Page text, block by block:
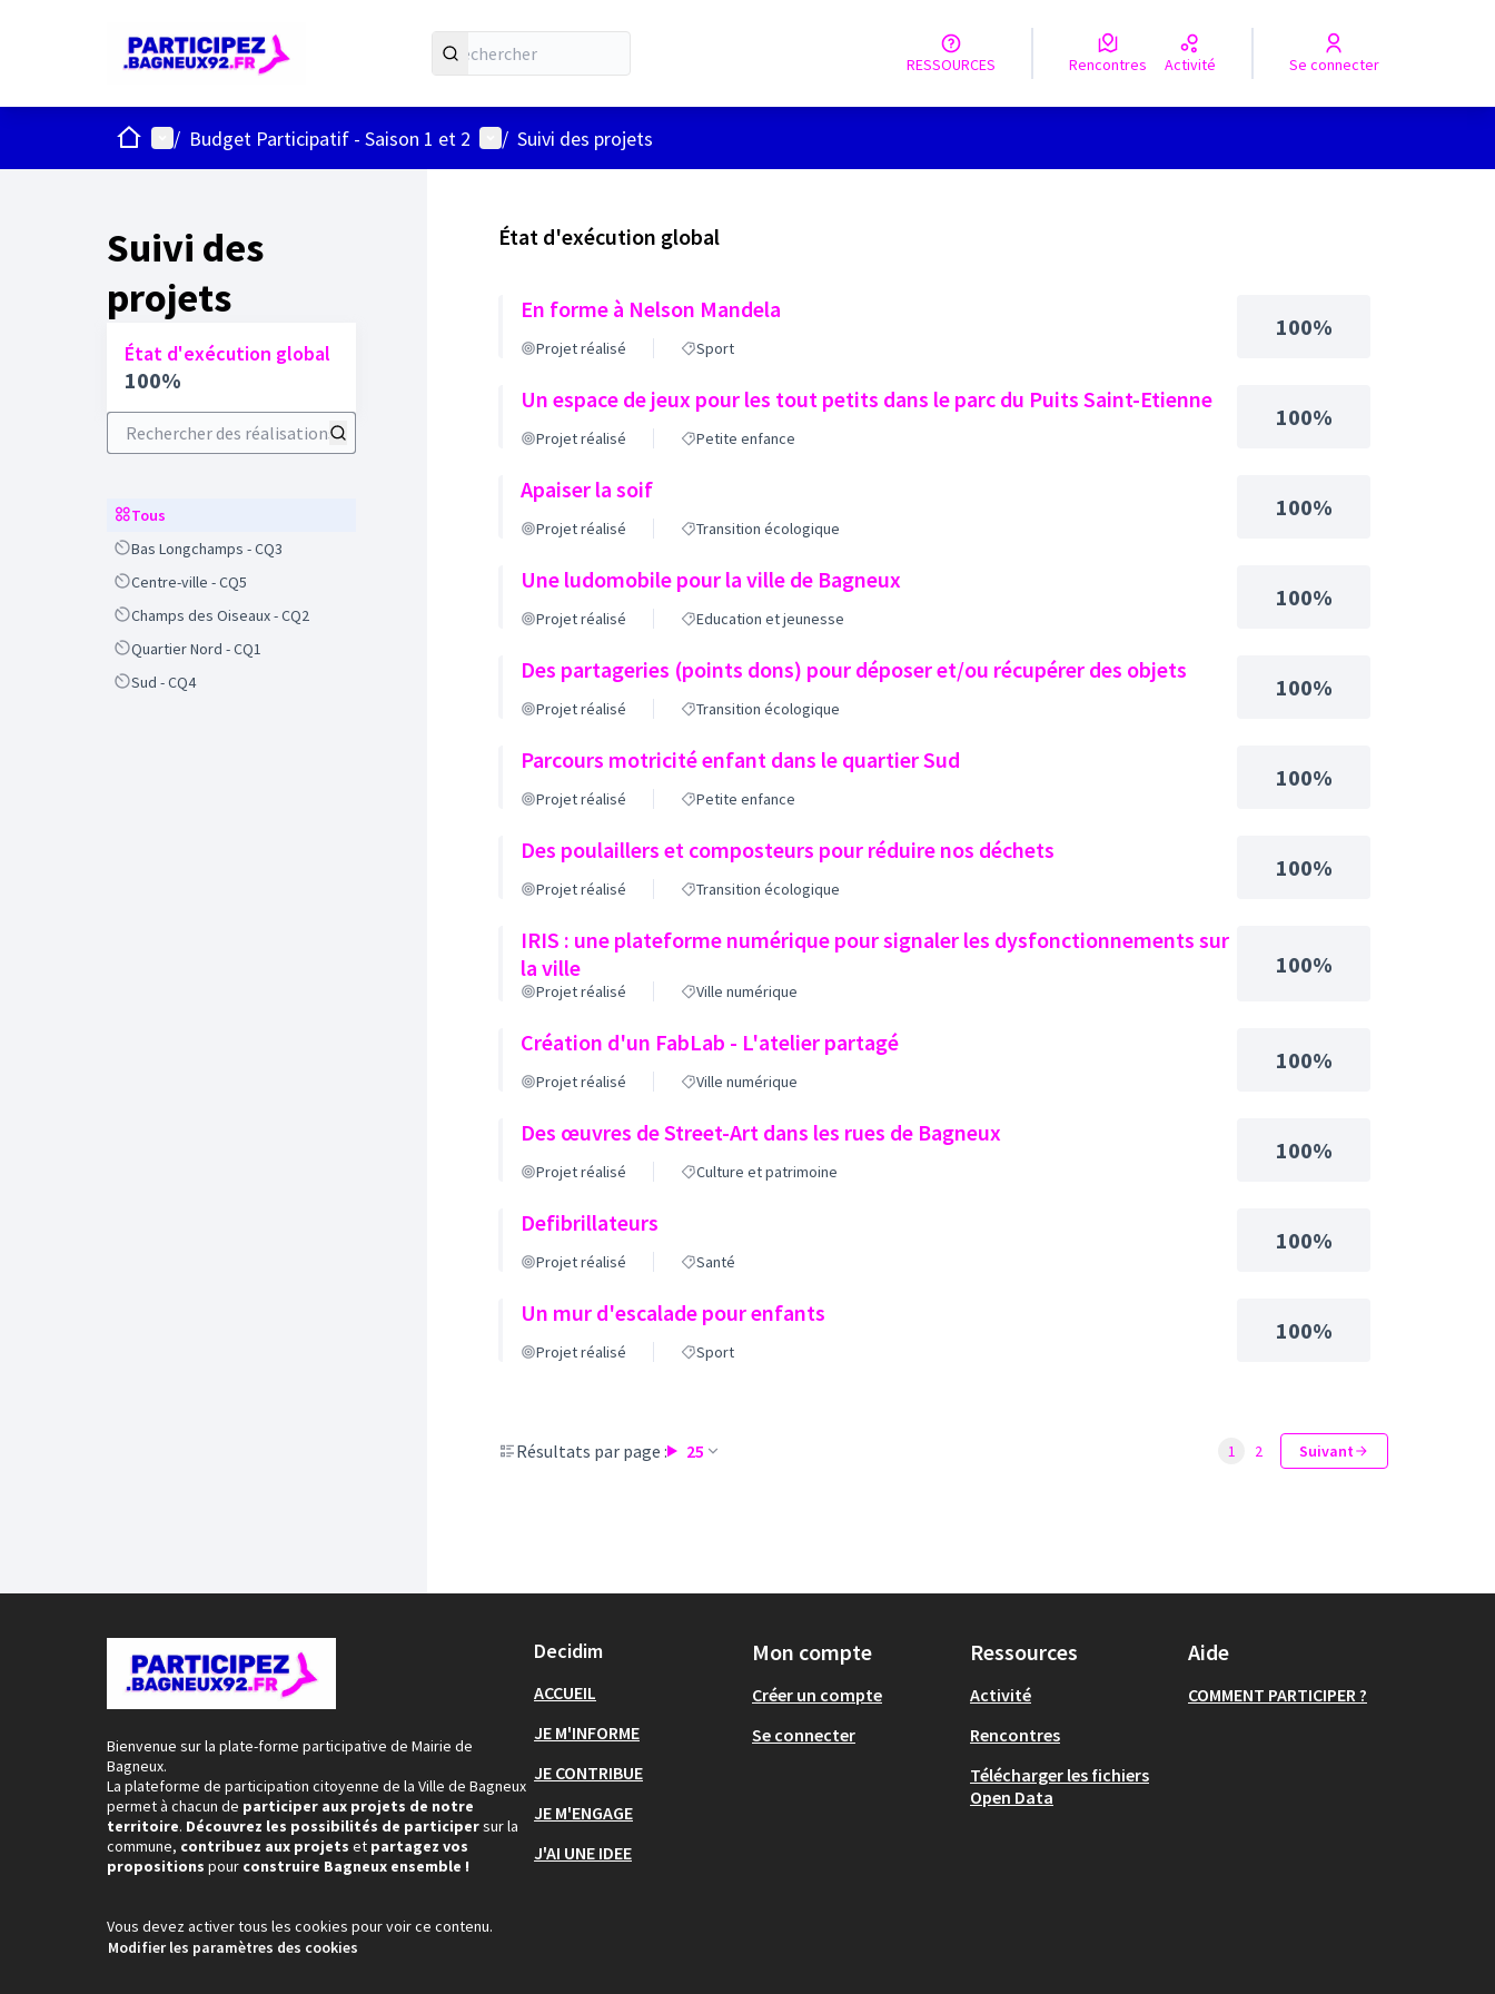
RESSOURCES Rencontres Activité Se connecter
ACCUEILMenu principal
/ Budget Participatif - Saison 1 et 2 Menu utilisateur
/ Suivi des projets
Suivi des
projets
État d'exécution global
100%
Rechercher des réalisations
ScopeTous
ScopeBas Longchamps - CQ3
ScopeCentre-ville - CQ5
ScopeChamps des Oiseaux - CQ2
ScopeQuartier Nord - CQ1
ScopeSud - CQ4
État d'exécution global
En forme à Nelson Mandela
Projet réalisé Sport
100%
Un espace de jeux pour les tout petits dans le parc du Puits Saint-Etienne
Projet réalisé Petite enfance
100%
Apaiser la soif
Projet réalisé Transition écologique
100%
Une ludomobile pour la ville de Bagneux
Projet réalisé Education et jeunesse
100%
Des partageries (points dons) pour déposer et/ou récupérer des objets
Projet réalisé Transition écologique
100%
Parcours motricité enfant dans le quartier Sud
Projet réalisé Petite enfance
100%
Des poulaillers et composteurs pour réduire nos déchets
Projet réalisé Transition écologique
100%
IRIS : une plateforme numérique pour signaler les dysfonctionnements sur
la ville
Projet réalisé Ville numérique
100%
Création d'un FabLab - L'atelier partagé
Projet réalisé Ville numérique
100%
Des œuvres de Street-Art dans les rues de Bagneux
Projet réalisé Culture et patrimoine
100%
Defibrillateurs
Projet réalisé Santé
100%
Un mur d'escalade pour enfants
Projet réalisé Sport
100%
Résultats par page : 25 1 2 Suivant
Bienvenue sur la plate-forme participative de Mairie de
Bagneux.
La plateforme de participation citoyenne de la Ville de Bagneux
permet à chacun de participer aux projets de notre
territoire. Découvrez les possibilités de participersur la
commune, contribuez aux projets et partagez vos
propositions pour construire Bagneux ensemble !
Vous devez activer tous les cookies pour voir ce contenu.
Modifier les paramètres des cookies
Decidim
ACCUEIL
JE M'INFORME
JE CONTRIBUE
JE M'ENGAGE
J'AI UNE IDEE
Mon compte
Créer un compte
Se connecter
Ressources
Activité
Rencontres
Télécharger les fichiers
Open Data
Aide
COMMENT PARTICIPER ?